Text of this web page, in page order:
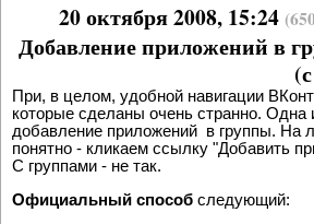
20 октября 2008, 15:24
Добавление приложений в
При, в целом, удобной навигации
которые сделаны очень странно. Одна
добавление приложений в группы. На
понятно - кликаем ссылку "Добавить
С группами - не так.
Официальный способ следующий: